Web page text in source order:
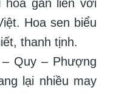
hoa gắn liền với
Hoa sen biểu
thanh tịnh.
Quy – Phượng
lại nhiều may